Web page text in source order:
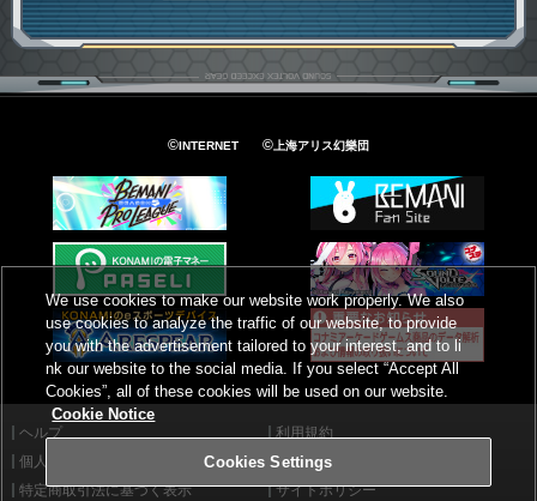
ログインはこちら
©INTERNET ©上海アリス幻樂団
ヘルプ
利用規約
個人情報等保護方針
外部送信について
特定商取引法に基づく表示
サイトポリシー
We use cookies to make our website work properly. We also
use cookies to analyze the traffic of our website, to provide
you with the advertisement tailored to your interest, and to li
nk our website to the social media. If you select “Accept All
Cookies”, all of these cookies will be used on our website.
Cookie Notice
Cookies Settings